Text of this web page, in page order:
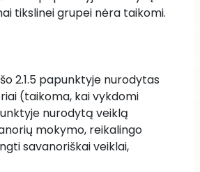
tikslinei grupei nėra taikomi.
2.1.5 papunktyje nurodytas
(taikoma, kai vykdomi
nurodytą veiklą
mokymo, reikalingo
savanoriškai veiklai,